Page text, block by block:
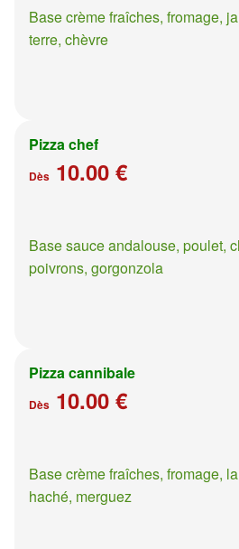
Base crème fraîches, fromage,
terre, chèvre
Pizza chef
Dès 10.00 €
Base sauce andalouse, poulet,
poivrons, gorgonzola
Pizza cannibale
Dès 10.00 €
Base crème fraîches, fromage,
haché, merguez